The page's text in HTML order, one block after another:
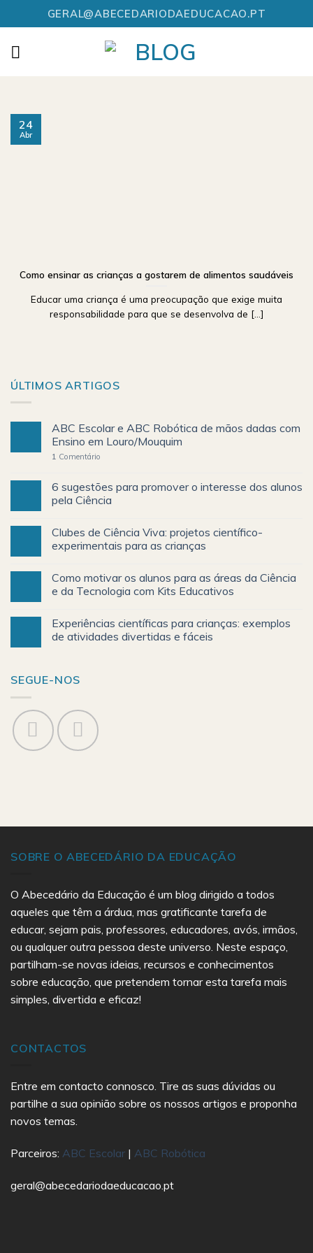
to
content
GERAL@ABECEDARIODAEDUCACAO.PT
Como ensinar as crianças a gostarem de alimentos saudáveis
Educar uma criança é uma preocupação que exige muita
responsabilidade para que se desenvolva de [...]
24
Abr
ÚLTIMOS ARTIGOS
ABC Escolar e ABC Robótica de mãos dadas com
Ensino em Louro/Mouquim
1 Comentário
6 sugestões para promover o interesse dos alunos
pela Ciência
Clubes de Ciência Viva: projetos científico-
experimentais para as crianças
Como motivar os alunos para as áreas da Ciência
e da Tecnologia com Kits Educativos
Experiências científicas para crianças: exemplos
de atividades divertidas e fáceis
SEGUE-NOS
SOBRE O ABECEDÁRIO DA EDUCAÇÃO
O Abecedário da Educação é um blog dirigido a todos
aqueles que têm a árdua, mas gratificante tarefa de
educar, sejam pais, professores, educadores, avós, irmãos,
ou qualquer outra pessoa deste universo. Neste espaço,
partilham-se novas ideias, recursos e conhecimentos
sobre educação, que pretendem tornar esta tarefa mais
simples, divertida e eficaz!
CONTACTOS
Entre em contacto connosco. Tire as suas dúvidas ou
partilhe a sua opinião sobre os nossos artigos e proponha
novos temas.
Parceiros: ABC Escolar | ABC Robótica
geral@abecedariodaeducacao.pt